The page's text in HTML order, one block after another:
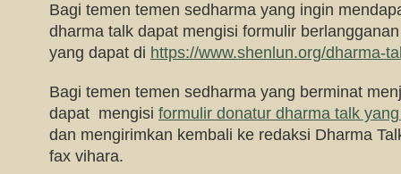
Bagi temen temen sedharma yang ingin
dharma talk dapat mengisi formulir
yang dapat di https://www.shenlun.org/dharma-
Bagi temen temen sedharma yang berminat
dapat mengisi formulir donatur dharma talk
dan mengirimkan kembali ke redaksi Dharma
fax vihara.